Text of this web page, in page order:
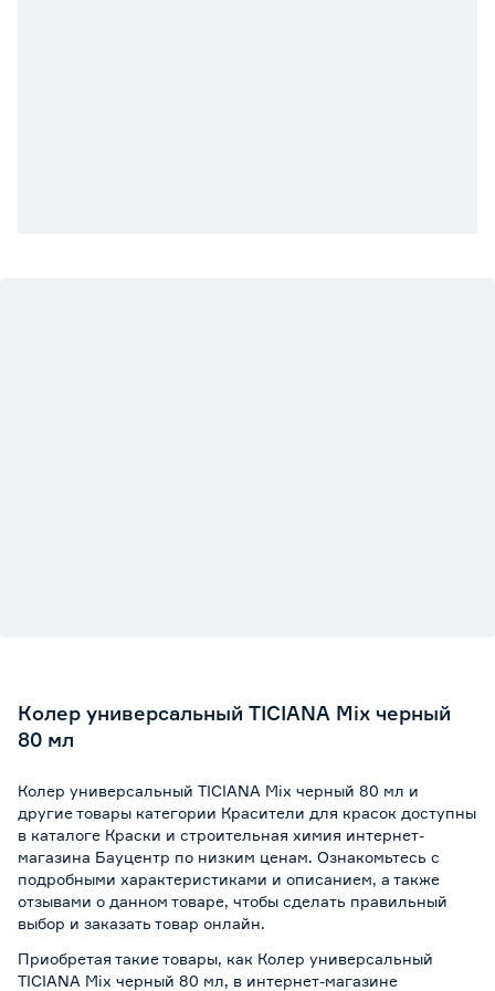
Колер универсальный TICIANA Mix черный
80 мл
Колер универсальный TICIANA Mix черный 80 мл и
другие товары категории Красители для красок доступны
в каталоге Краски и строительная химия интернет-
магазина Бауцентр по низким ценам. Ознакомьтесь с
подробными характеристиками и описанием, а также
отзывами о данном товаре, чтобы сделать правильный
выбор и заказать товар онлайн.
Приобретая такие товары, как Колер универсальный
TICIANA Mix черный 80 мл, в интернет-магазине